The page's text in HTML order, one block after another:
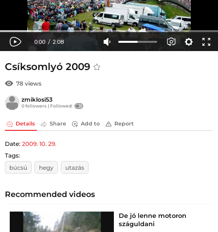
Csíksomlyó 2009
78 views
zmiklosi53
0 followers | Followed:
Details Share Add to Report
Date: 2009. 10. 29.
Tags:
búcsú
hegy utazás
Recommended videos
De jó lenne motoron
száguldani